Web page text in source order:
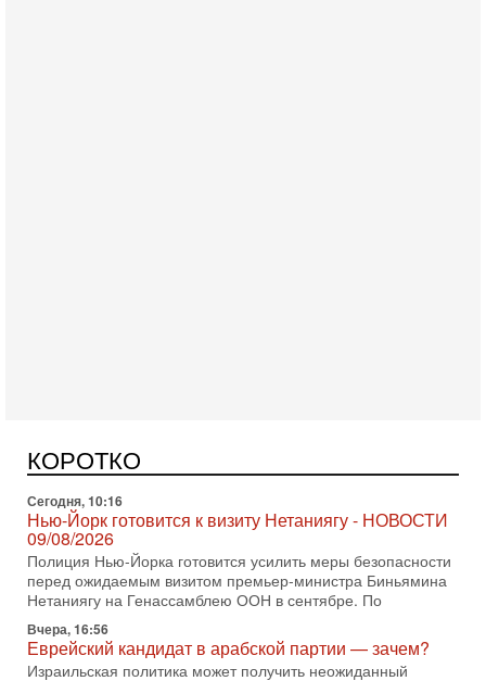
КОРОТКО
предстоящие выборы могут быть сфальсифицированы, их
проведение сорвано, а итоговые результаты
Сегодня, 10:16
Нью-Йорк готовится к визиту Нетаниягу - НОВОСТИ
09/08/2026
Полиция Нью-Йорка готовится усилить меры безопасности
перед ожидаемым визитом премьер-министра Биньямина
Нетаниягу на Генассамблею ООН в сентябре. По
Вчера, 16:56
Еврейский кандидат в арабской партии — зачем?
Израильская политика может получить неожиданный